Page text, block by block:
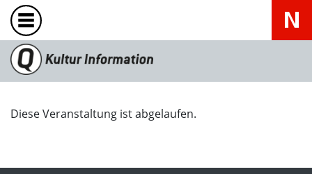
Diese Veranstaltung ist abgelaufen.